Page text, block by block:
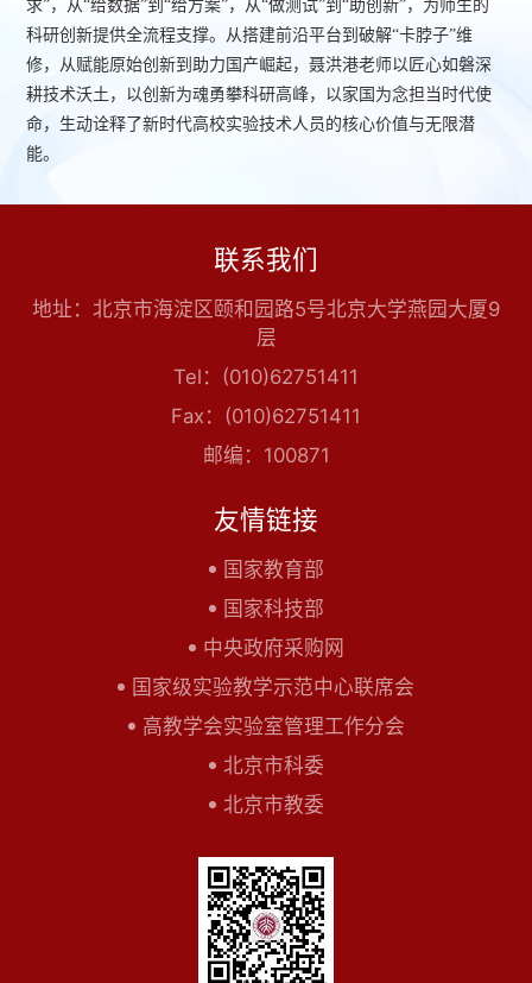
求”，从“给数据”到“给方案”，从“做测试”到“助创新”，为师生的
科研创新提供全流程支撑。从搭建前沿平台到破解“卡脖子”维
修，从赋能原始创新到助力国产崛起，聂洪港老师以匠心如磐深
耕技术沃土，以创新为魂勇攀科研高峰，以家国为念担当时代使
命，生动诠释了新时代高校实验技术人员的核心价值与无限潜
能。
联系我们
地址：北京市海淀区颐和园路5号北京大学燕园大厦9
层
Tel：(010)62751411
Fax：(010)62751411
邮编：100871
友情链接
国家教育部
国家科技部
中央政府采购网
国家级实验教学示范中心联席会
高教学会实验室管理工作分会
北京市科委
北京市教委